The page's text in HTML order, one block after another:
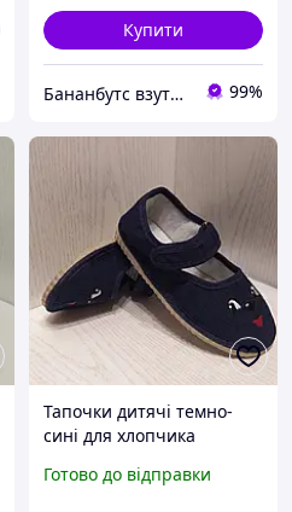
Купити
Бананбутс взуття сумки рюкзаки аксесуари 99%
Тапочки дитячі темно-
сині для хлопчика
Готово до відправки